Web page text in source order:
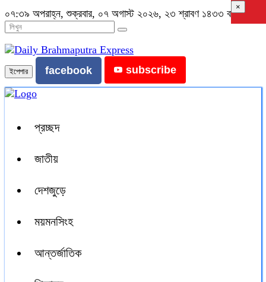
০৭:৩৯ অপরাহ্ন, শুক্রবার, ০৭ অগাস্ট ২০২৬, ২৩ শ্রাবণ ১৪৩৩ বঙ্গাব্দ
ইপেপার facebook subscribe
প্রচ্ছদ
জাতীয়
দেশজুড়ে
ময়মনসিংহ
আন্তর্জাতিক
×